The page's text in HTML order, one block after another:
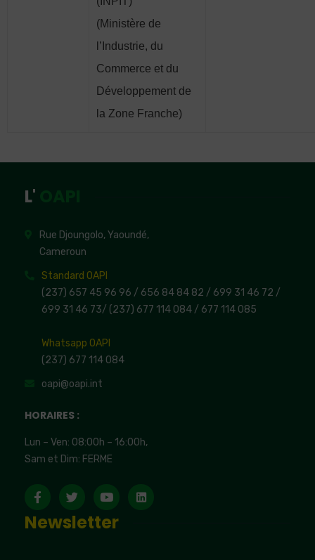
(Ministère de
l’Industrie, du
Commerce et du
Développement de
la Zone Franche)
L'
Rue Djoungolo, Yaoundé,
Cameroun
Standard OAPI
(237) 657 45 96 96 / 656 84 84 82 / 699 31 46 72 /
699 31 46 73/ (237) 677 114 084 / 677 114 085
Whatsapp OAPI
(237) 677 114 084
oapi@oapi.int
HORAIRES :
Lun – Ven: 08:00h – 16:00h,
Sam et Dim: FERME
Newsletter